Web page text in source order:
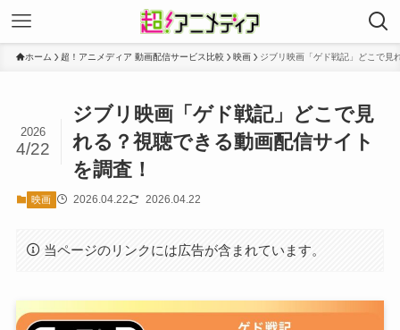
ホーム 超！アニメディア 動画配信サービス比較 映画 ジブリ映画「ゲド戦記」どこで見
ジブリ映画「ゲド戦記」どこで見
れる？視聴できる動画配信サイト
を調査！
2026
4/22
映画 2026.04.22 2026.04.22
当ページのリンクには広告が含まれています。